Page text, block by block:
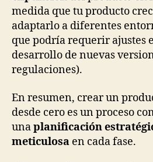
medida que tu producto
adaptarlo a diferentes
que podría requerir ajustes
desarrollo de nuevas
regulaciones).
En resumen, crear un
desde cero es un proceso
unaplanificación
meticulosa en cada fase.